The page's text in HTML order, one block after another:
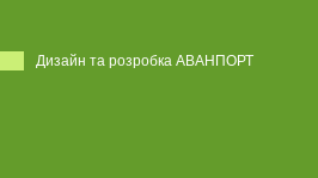
Дизайн та розробка АВАНПОРТ